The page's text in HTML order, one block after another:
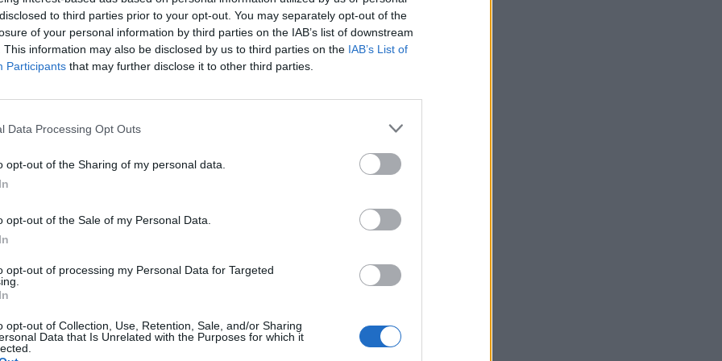
to third parties prior to your opt-out. You may separately opt-out of the
of your personal information by third parties on the IAB’s list of downstream
This information may also be disclosed by us to third parties on the IAB’s List of
Participants that may further disclose it to other third parties.
Data Processing Opt Outs
opt-out of the Sharing of my personal data.
opt-out of the Sale of my Personal Data.
opt-out of processing my Personal Data for Targeted
opt-out of Collection, Use, Retention, Sale, and/or Sharing
Data that Is Unrelated with the Purposes for which it
plynů na jednotku HDP o 17 procent a i bez
desetiletí mělo klesnout o dalších 14 procent.
klimatické změny nepříjemně postihnou USA. Průměrné
Celsia. Mezi nejohroženější ekosystémy patří podle
které patrně v některých oblastech zcela zmizí. Lesy na
velké změny ve druhovém složení. Téměř všechny
i záplavami a zhoršením kvality vody.
a tání dříve věčně zmrzlé půdy způsobí vážné
které bude ohroženo jak novými nemocemi,
povodně, bouře), mají být podle zprávy
- jak zpráva doslova uvádí "od systémů úpravy
se o výsledky svých výzkumů v oblasti adaptace
zeměmi, což má být podle zprávy obzvlášť
vyjádření prezidenta Bushe. Když se ho novináři 4.
označil ji za produkt vládní "byrokracie" a zdůraznil,
ke Kjótskému protokolu. Za tento svůj přístup sklidil